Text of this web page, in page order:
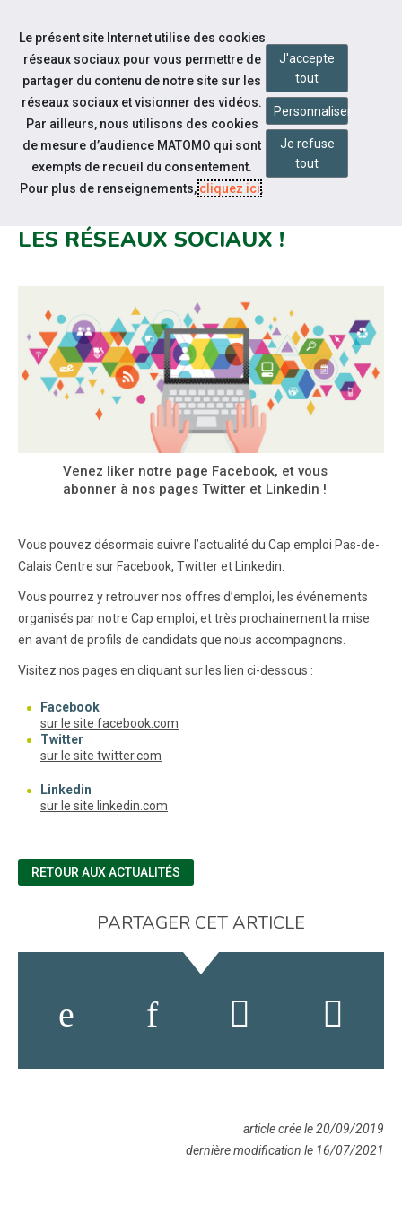
Aller au contenu
Notre actualité
LE CAP EMPLOI PAS-DE-CALAIS
LES RÉSEAUX SOCIAUX !
Venez liker notre page Facebook, et vous
abonner à nos pages Twitter et Linkedin !
Vous pouvez désormais suivre l’actualité du Cap emploi Pas-de-
Calais Centre sur Facebook, Twitter et Linkedin.
Vous pourrez y retrouver nos offres d’emploi, les événements
organisés par notre Cap emploi, et très prochainement la mise
en avant de profils de candidats que nous accompagnons.
Visitez nos pages en cliquant sur les lien ci-dessous :
Facebook
sur le site facebook.com
Twitter
sur le site twitter.com
Linkedin
sur le site linkedin.com
RETOUR AUX ACTUALITÉS
PARTAGER CET ARTICLE
article crée le 20/09/2019
dernière modification le 16/07/2021
Le présent site Internet utilise des cookies
réseaux sociaux pour vous permettre de
partager du contenu de notre site sur les
réseaux sociaux et visionner des vidéos.
Par ailleurs, nous utilisons des cookies
de mesure d’audience MATOMO qui sont
exempts de recueil du consentement.
Pour plus de renseignements,cliquez ici.
J'accepte
tout
Personnaliser
Je refuse
tout